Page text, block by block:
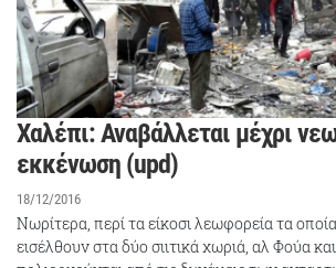
Χαλέπι: Αναβάλλεται μέχρι
εκκένωση (upd)
18/12/2016
Νωρίτερα, περί τα είκοσι λεωφορεία τα
εισέλθουν στα δύο σιιτικά χωριά, αλ Φούα